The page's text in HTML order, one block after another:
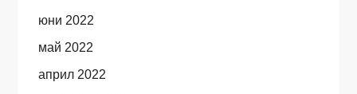
юни 2022
май 2022
април 2022